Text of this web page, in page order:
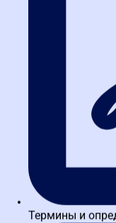
Шаг 1.
Это самый важный
(аукцион, конкурс,
возможна не позднее
времени окончания
статьи 36 Закона №
После этого рубежа
Лайфхак:
подачи заявок
для отмены — пятница.
рабочий день.
Термины и